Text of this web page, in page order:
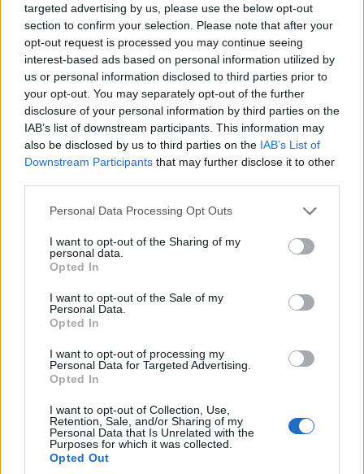
targeted advertising by us, please use the below opt-out
section to confirm your selection. Please note that after your
opt-out request is processed you may continue seeing
interest-based ads based on personal information utilized by
us or personal information disclosed to third parties prior to
your opt-out. You may separately opt-out of the further
disclosure of your personal information by third parties on the
IAB’s list of downstream participants. This information may
also be disclosed by us to third parties on the IAB’s List of
Downstream Participants that may further disclose it to other
Please note that this website/app uses one or more Google
not limited to your visit or usage behaviour. You may click to
grant or deny consent to Google and its third-party tags to
use your data for below specified purposes in below Google
consent section.
Personal Data Processing Opt Outs
I want to opt-out of the Sharing of my
personal data.
Opted In
I want to opt-out of the Sale of my
Personal Data.
Opted In
I want to opt-out of processing my
Personal Data for Targeted Advertising.
Opted In
I want to opt-out of Collection, Use,
Retention, Sale, and/or Sharing of my
Personal Data that Is Unrelated with the
Purposes for which it was collected.
Opted Out